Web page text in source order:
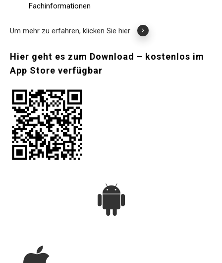
Fachinformationen
Um mehr zu erfahren, klicken Sie hier
Hier geht es zum Download – kostenlos im
App Store verfügbar